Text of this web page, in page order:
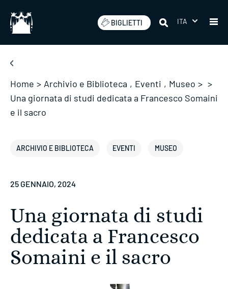
BIGLIETTI ITA
Home > Archivio e Biblioteca , Eventi , Museo > >
Una giornata di studi dedicata a Francesco Somaini
e il sacro
ARCHIVIO E BIBLIOTECA EVENTI MUSEO
25 GENNAIO, 2024
Una giornata di studi
dedicata a Francesco
Somaini e il sacro